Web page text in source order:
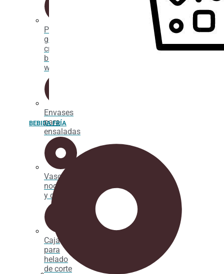
Porta
gofres,
crepes y
bubble
waffle
Envases
para
ensaladas
Vaso par
noodles
y caldos
Caja
para
helado
de corte
BEBIDA FRÍA